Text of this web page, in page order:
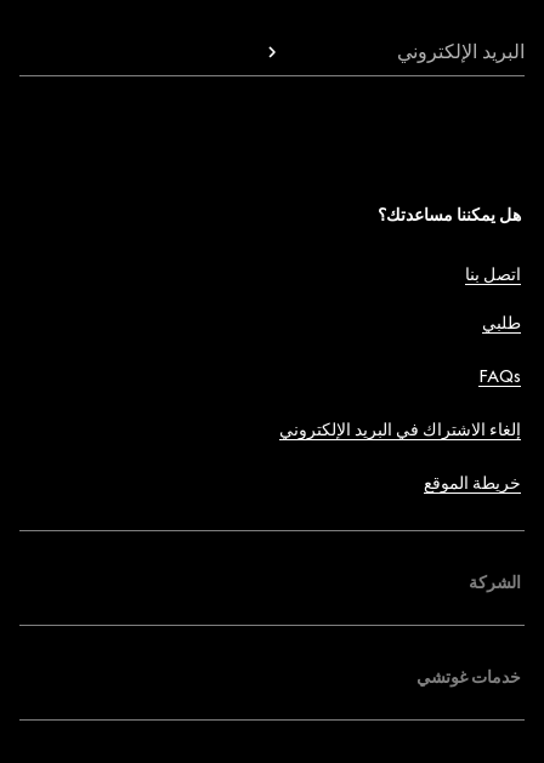
البريد الإلكتروني
هل يمكننا مساعدتك؟
اتصل بنا
طلبي
FAQs
إلغاء الاشتراك في البريد الإلكتروني
خريطة الموقع
الشركة
خدمات غوتشي